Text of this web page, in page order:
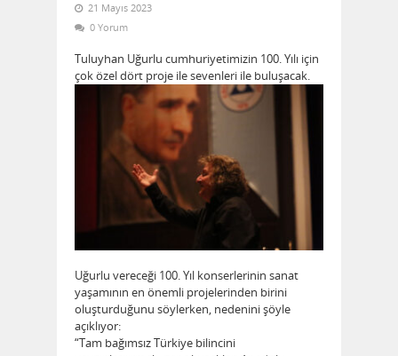
21 Mayıs 2023
0 Yorum
Tuluyhan Uğurlu cumhuriyetimizin 100. Yılı için
çok özel dört proje ile sevenleri ile buluşacak.
Uğurlu vereceği 100. Yıl konserlerinin sanat
yaşamının en önemli projelerinden birini
oluşturduğunu söylerken, nedenini şöyle
açıklıyor:
“Tam bağımsız Türkiye bilincini